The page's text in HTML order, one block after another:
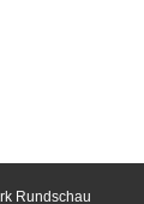
Rundschau